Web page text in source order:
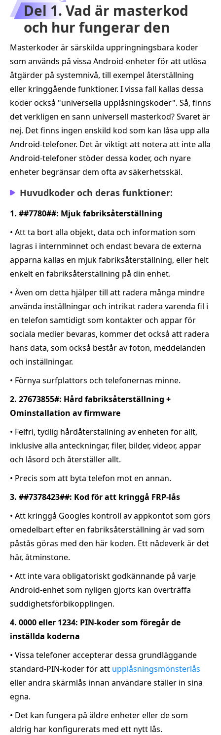
Del 1. Vad är masterkod
och hur fungerar den
Masterkoder är särskilda uppringningsbara koder
som används på vissa Android‑enheter för att utlösa
åtgärder på systemnivå, till exempel återställning
eller kringgående funktioner. I vissa fall kallas dessa
koder också "universella upplåsningskoder". Så, finns
det verkligen en sann universell masterkod? Svaret är
nej. Det finns ingen enskild kod som kan låsa upp alla
Android‑telefoner. Det är viktigt att notera att inte alla
Android‑telefoner stöder dessa koder, och nyare
enheter begränsar dem ofta av säkerhetsskäl.
Huvudkoder och deras funktioner:
1. ##7780##: Mjuk fabriksåterställning
• Att ta bort alla objekt, data och information som
lagras i internminnet och endast bevara de externa
apparna kallas en mjuk fabriksåterställning, eller helt
enkelt en fabriksåterställning på din enhet.
• Även om detta hjälper till att radera många mindre
använda inställningar och intrikat radera varenda fil i
en telefon samtidigt som kontakter och appar för
sociala medier bevaras, kommer det också att radera
hans data, som också består av foton, meddelanden
och inställningar.
• Förnya surfplattors och telefonernas minne.
2. 27673855#: Hård fabriksåterställning +
Ominstallation av firmware
• Felfri, tydlig hårdåterställning av enheten för allt,
inklusive alla anteckningar, filer, bilder, videor, appar
och låsord och återställer allt.
• Precis som att byta telefon mot en annan.
3. ##7378423##: Kod för att kringgå FRP-lås
• Att kringgå Googles kontroll av appkontot som görs
omedelbart efter en fabriksåterställning är vad som
påstås göras med den här koden. Ett nådeverk är det
här, åtminstone.
• Att inte vara obligatoriskt godkännande på varje
Android-enhet som nyligen gjorts kan överträffa
suddighetsförbikopplingen.
4. 0000 eller 1234: PIN-koder som föregår de
inställda koderna
• Vissa telefoner accepterar dessa grundläggande
standard-PIN-koder för att upplåsningsmönsterlås
eller andra skärmlås innan användare ställer in sina
egna.
• Det kan fungera på äldre enheter eller de som
aldrig har konfigurerats med ett nytt lås.